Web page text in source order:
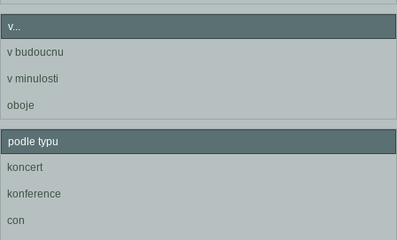
v...
v budoucnu
v minulosti
oboje
podle typu
koncert
konference
con